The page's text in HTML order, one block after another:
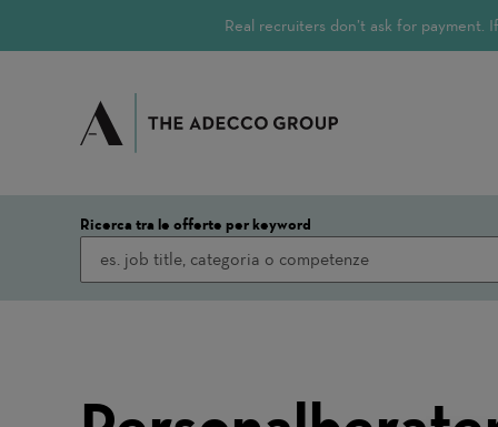
Real recruiters don’t ask for
Ricerca tra le offerte per keyword